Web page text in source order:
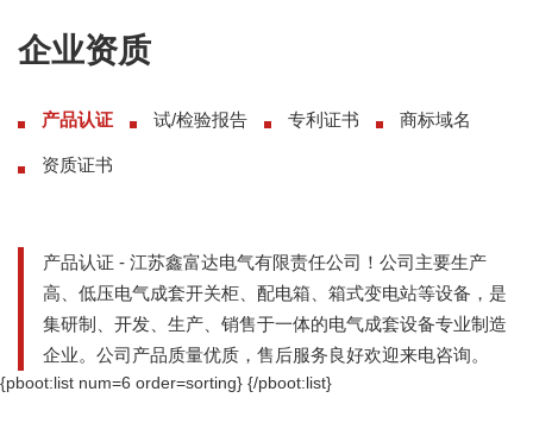
企业资质
产品认证 试/检验报告 专利证书 商标域名
资质证书
产品认证 - 江苏鑫富达电气有限责任公司！公司主要生产
高、低压电气成套开关柜、配电箱、箱式变电站等设备，是
集研制、开发、生产、销售于一体的电气成套设备专业制造
企业。公司产品质量优质，售后服务良好欢迎来电咨询。
{pboot:list num=6 order=sorting} {/pboot:list}